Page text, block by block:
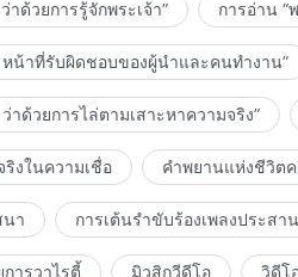
าด้วยการรู้จักพระเจ้า” การอ่าน “
หน้าที่รับผิดชอบของผู้นำและคนทำงาน”
าด้วยการไล่ตามเสาะหาความจริง”
งในความเชื่อ คำพยานแห่งชีวิต
นา การเต้นรำขับร้องเพลงประสา
ารวาไรตี้ มิวสิกวีดีโอ วิดีโ